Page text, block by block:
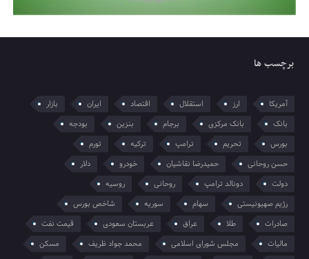
برچسب ها
آمریکا ارز استقلال اقتصاد ایران
بازار
بانک
بانک مرکزی برجام بنزین
بودجه
بورس
تحریم ترامپ ترکیه
تورم
حسن روحانی
حمیدرضا نقاشیان خودرو
دلار
دولت
دونالد ترامپ روحانی
روسیه
رژیم صهیونیستی
سهام سوریه
شاخص بورس
صادرات
طلا عراق عربستان سعودی
قیمت نفت
مالیات
مجلس شورای اسلامی محمد جواد ظریف
مسکن